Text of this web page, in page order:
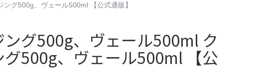
グ500g、ヴェール500ml 【公式通販】
ング500g、ヴェール500ml ク
グ500g、ヴェール500ml 【公